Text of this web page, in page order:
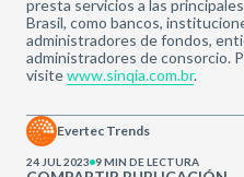
presta servicios a las
Brasil, como bancos,
administradores de fondos,
administradores de consorcio.
visitewww.sinqia.com.br.
Evertec Trends
24 JUL 2023 9 MIN DE LECTURA